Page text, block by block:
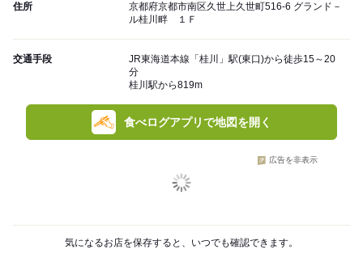
住所
京都府京都市南区久世上久世町516-6 グランド－
ル桂川畔 １Ｆ
交通手段
JR東海道本線「桂川」駅(東口)から徒歩15～20
分
桂川駅から819m
食べログアプリで地図を開く
広告を非表示
気になるお店を保存すると、いつでも確認できます。